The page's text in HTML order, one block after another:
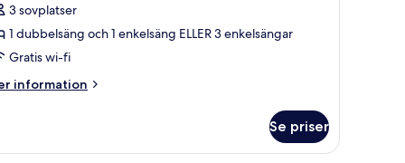
3 sovplatser
1 dubbelsäng och 1 enkelsäng ELLER 3 enkelsängar
Gratis wi-fi
information
Se priser